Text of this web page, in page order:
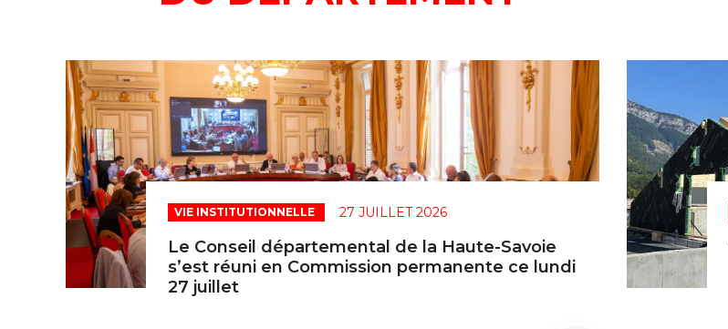
VIE INSTITUTIONNELLE 27 JUILLET 2026
Le Conseil départemental de la Haute-Savoie
s’est réuni en Commission permanente ce lundi
27 juillet